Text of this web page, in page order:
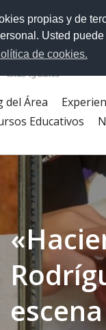
propias y de
Usted
de cookies.
del Área
Educativos
escena